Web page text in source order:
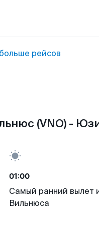
рейсов
(VNO) -
01:00
Самый ранний вылет
Вильнюса